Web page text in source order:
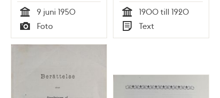
yrkesutbildning
(enbart sömnad)
Tid
9 juni 1950
Typ
Foto Tid
1900 till 1920
Typ
Text